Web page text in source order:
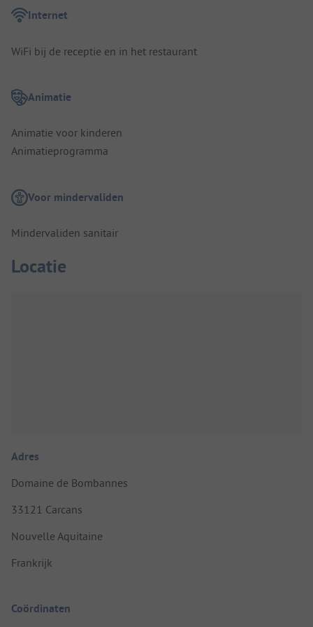
Internet
WiFi bij de receptie en in het restaurant
Animatie
Animatie voor kinderen
Animatieprogramma
Voor mindervaliden
Mindervaliden sanitair
Locatie
Adres
Domaine de Bombannes
33121 Carcans
Nouvelle Aquitaine
Frankrijk
Coördinaten